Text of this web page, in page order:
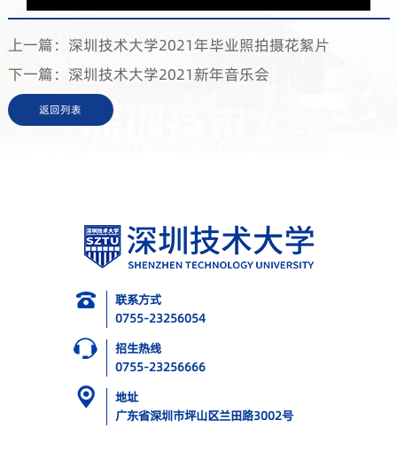
上一篇：深圳技术大学2021年毕业照拍摄花絮片
下一篇：深圳技术大学2021新年音乐会
返回列表
联系方式
0755-23256054
招生热线
0755-23256666
地址
广东省深圳市坪山区兰田路3002号